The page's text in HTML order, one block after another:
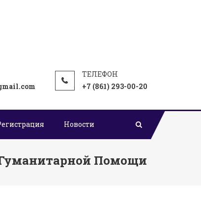
+7 (861) 293-00-20
Новости
Помощи